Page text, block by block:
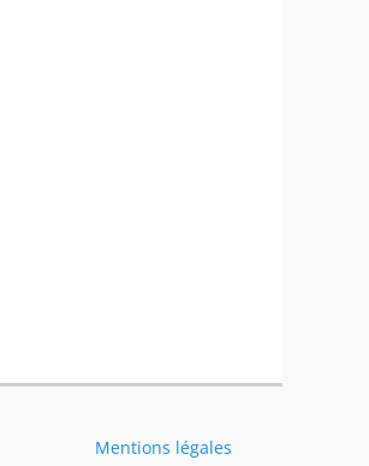
Mentions légales